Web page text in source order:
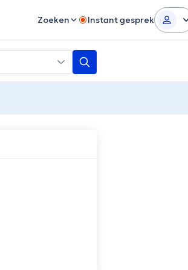
Zoeken Instant gesprek